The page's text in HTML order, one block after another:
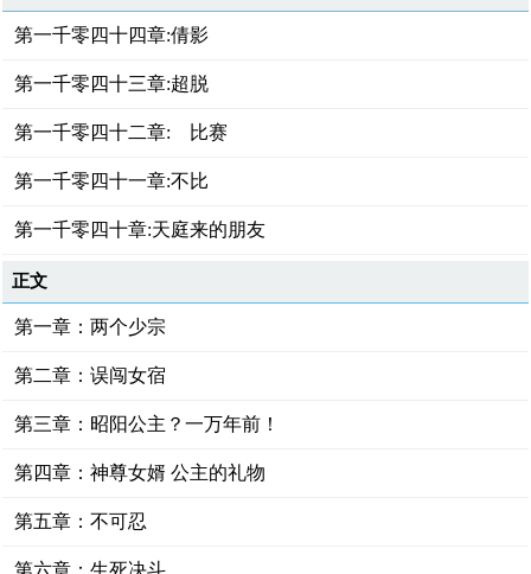
第一千零四十四章:倩影
第一千零四十三章:超脱
第一千零四十二章: 比赛
第一千零四十一章:不比
第一千零四十章:天庭来的朋友
正文
第一章：两个少宗
第二章：误闯女宿
第三章：昭阳公主？一万年前！
第四章：神尊女婿 公主的礼物
第五章：不可忍
第六章：生死决斗